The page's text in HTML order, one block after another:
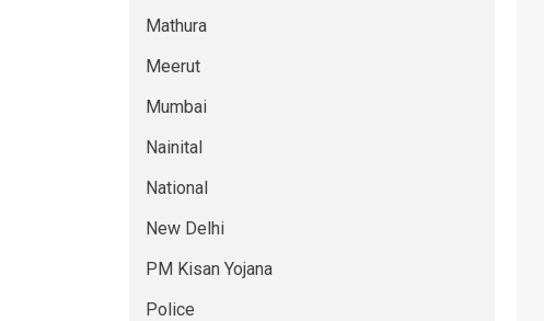
Mathura
Meerut
Mumbai
Nainital
National
New Delhi
PM Kisan Yojana
Police